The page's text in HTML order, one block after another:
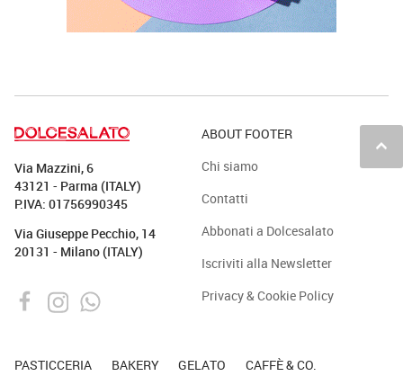
keyboard_arrow_up
Via Mazzini, 6
43121 - Parma (ITALY)
P.IVA: 01756990345
Via Giuseppe Pecchio, 14
20131 - Milano (ITALY)
ABOUT FOOTER
Chi siamo
Contatti
Abbonati a Dolcesalato
Iscriviti alla Newsletter
Privacy & Cookie Policy
PASTICCERIA BAKERY GELATO CAFFÈ & CO.